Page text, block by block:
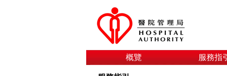
概覽 服務指引